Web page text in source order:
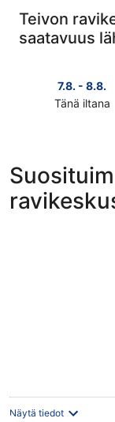
Teivon
saatavuus
7.8. - 8.8.
Tänä iltana
kohdetta
Teivon
ravikeskus
täksi
Näytä tiedot